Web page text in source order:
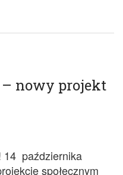
– nowy projekt
14 października
społecznym